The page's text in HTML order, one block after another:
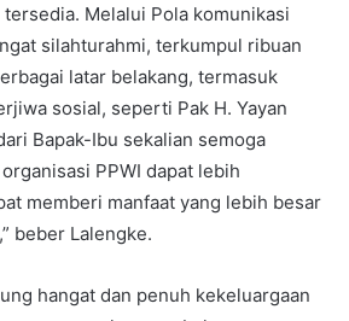
Melalui Pola komunikasi
silahturahmi, terkumpul ribuan
latar belakang, termasuk
sosial, seperti Pak H. Yayan
Bapak-Ibu sekalian semoga
PPWI dapat lebih
memberi manfaat yang lebih besar
beber Lalengke.
hangat dan penuh kekeluargaan